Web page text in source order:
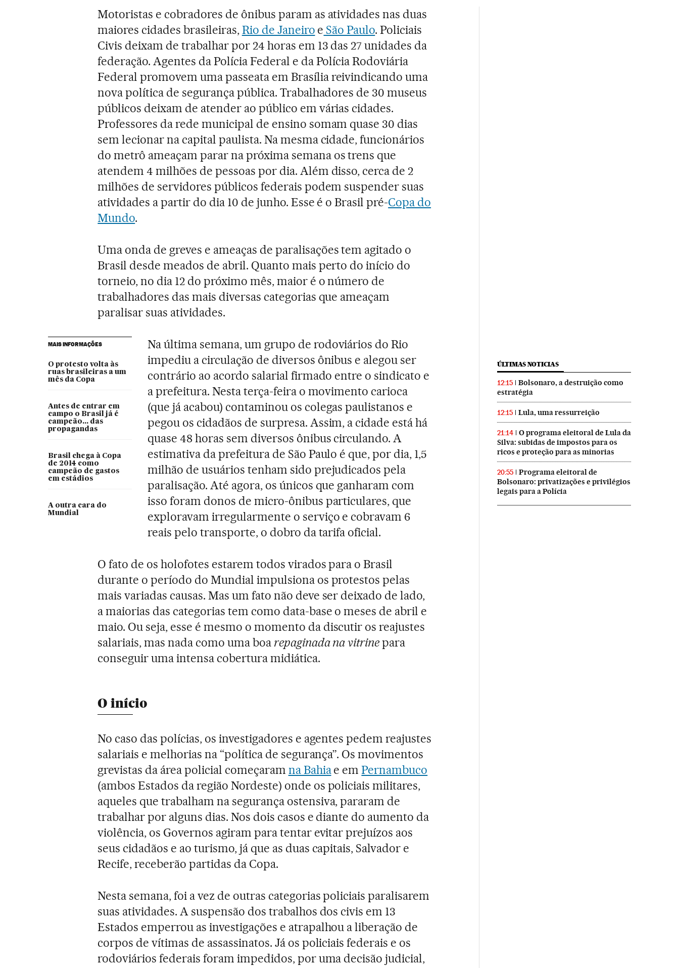
Motoristas e cobradores de ônibus param as atividades nas duas
maiores cidades brasileiras,Rio de Janeiro e São Paulo. Policiais
Civis deixam de trabalhar por 24 horas em 13 das 27 unidades da
federação. Agentes da Polícia Federal e da Polícia Rodoviária
Federal promovem uma passeata em Brasília reivindicando uma
nova política de segurança pública. Trabalhadores de 30 museus
públicos deixam de atender ao público em várias cidades.
Professores da rede municipal de ensino somam quase 30 dias
sem lecionar na capital paulista. Na mesma cidade, funcionários
do metrô ameaçam parar na próxima semana os trens que
atendem 4 milhões de pessoas por dia. Além disso, cerca de 2
milhões de servidores públicos federais podem suspender suas
atividades a partir do dia 10 de junho. Esse é o Brasil pré-Copa do
Mundo.
Uma onda de greves e ameaças de paralisações tem agitado o
Brasil desde meados de abril. Quanto mais perto do início do
torneio, no dia 12 do próximo mês, maior é o número de
trabalhadores das mais diversas categorias que ameaçam
paralisar suas atividades.
MAIS INFORMAÇÕES
O protesto volta às
ruas brasileiras a um
mês da Copa
Antes de entrar em
campo o Brasil já é
campeão... das
propagandas
Brasil chega à Copa
de 2014 como
campeão de gastos
em estádios
A outra cara do
Mundial
Na última semana, um grupo de rodoviários do Rio
impediu a circulação de diversos ônibus e alegou ser
contrário ao acordo salarial firmado entre o sindicato e
a prefeitura. Nesta terça-feira o movimento carioca
(que já acabou) contaminou os colegas paulistanos e
pegou os cidadãos de surpresa. Assim, a cidade está há
quase 48 horas sem diversos ônibus circulando. A
estimativa da prefeitura de São Paulo é que, por dia, 1,5
milhão de usuários tenham sido prejudicados pela
paralisação. Até agora, os únicos que ganharam com
isso foram donos de micro-ônibus particulares, que
exploravam irregularmente o serviço e cobravam 6
reais pelo transporte, o dobro da tarifa oficial.
O fato de os holofotes estarem todos virados para o Brasil
durante o período do Mundial impulsiona os protestos pelas
mais variadas causas. Mas um fato não deve ser deixado de lado,
a maiorias das categorias tem como data-base o meses de abril e
maio. Ou seja, esse é mesmo o momento da discutir os reajustes
salariais, mas nada como uma boa repaginada na vitrinepara
conseguir uma intensa cobertura midiática.
O início
No caso das polícias, os investigadores e agentes pedem reajustes
salariais e melhorias na “política de segurança”. Os movimentos
grevistas da área policial começaram na Bahiae emPernambuco
(ambos Estados da região Nordeste) onde os policiais militares,
aqueles que trabalham na segurança ostensiva, pararam de
trabalhar por alguns dias. Nos dois casos e diante do aumento da
violência, os Governos agiram para tentar evitar prejuízos aos
seus cidadãos e ao turismo, já que as duas capitais, Salvador e
Recife, receberão partidas da Copa.
Nesta semana, foi a vez de outras categorias policiais paralisarem
suas atividades. A suspensão dos trabalhos dos civis em 13
Estados emperrou as investigações e atrapalhou a liberação de
corpos de vítimas de assassinatos. Já os policiais federais e os
rodoviários federais foram impedidos, por uma decisão judicial,
ÚLTIMAS NOTICIAS
12:15
Bolsonaro, a destruição como
estratégia
12:15 Lula, uma ressurreição
21:14
O programa eleitoral de Lula da
Silva: subidas de impostos para os
ricos e proteção para as minorias
20:55
Programa eleitoral de
Bolsonaro: privatizações e privilégios
legais para a Polícia